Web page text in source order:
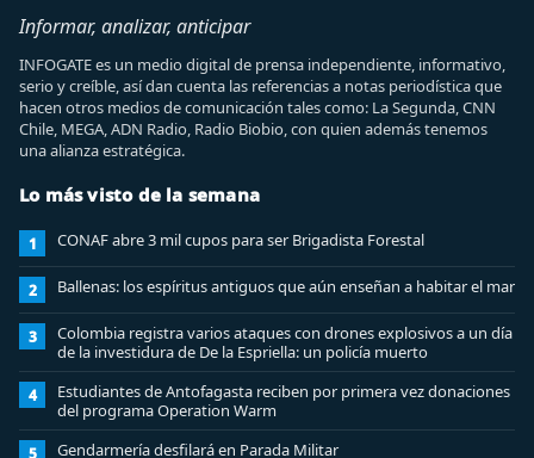
Informar, analizar, anticipar
INFOGATE es un medio digital de prensa independiente, informativo,
serio y creíble, así dan cuenta las referencias a notas periodística que
hacen otros medios de comunicación tales como: La Segunda, CNN
Chile, MEGA, ADN Radio, Radio Biobio, con quien además tenemos
una alianza estratégica.
Lo más visto de la semana
1 CONAF abre 3 mil cupos para ser Brigadista Forestal
2 Ballenas: los espíritus antiguos que aún enseñan a habitar el mar
3
Colombia registra varios ataques con drones explosivos a un día
de la investidura de De la Espriella: un policía muerto
4
Estudiantes de Antofagasta reciben por primera vez donaciones
del programa Operation Warm
5 Gendarmería desfilará en Parada Militar